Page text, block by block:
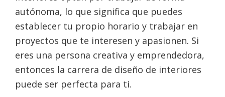
autónoma, lo que significa que puedes
establecer tu propio horario y trabajar en
proyectos que te interesen y apasionen. Si
eres una persona creativa y emprendedora,
entonces la carrera de diseño de interiores
puede ser perfecta para ti.